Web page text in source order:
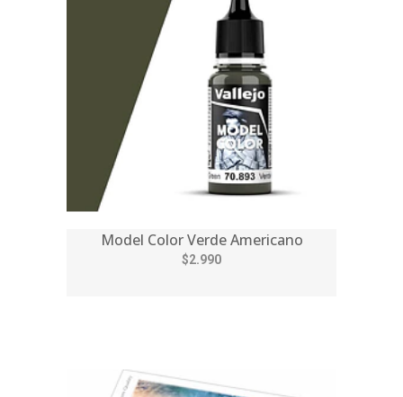
Model Color Verde Americano
$2.990